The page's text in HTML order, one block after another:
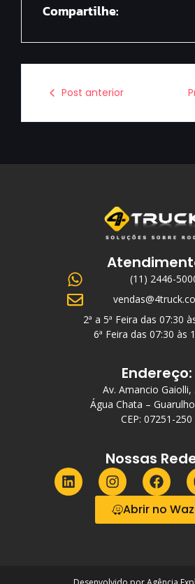
Compartilhe:
Post anterior
(11) 2446-
2ª a 5ª Feira das 07:30
6ª Feira das 07:30 às
Endereço:
Av. Amancio Gaiolli,
Água Chata –
CEP: 07251-250
Nossas
Abrir no